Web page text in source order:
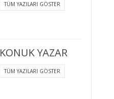
TÜM YAZILARI GÖSTER
KONUK YAZAR
TÜM YAZILARI GÖSTER